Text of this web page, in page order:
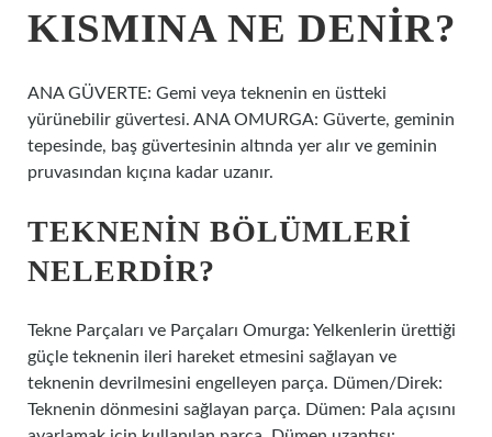
KISMINA NE DENIR?
ANA GÜVERTE: Gemi veya teknenin en üstteki
yürünebilir güvertesi. ANA OMURGA: Güverte, geminin
tepesinde, baş güvertesinin altında yer alır ve geminin
pruvasından kıçına kadar uzanır.
TEKNENIN BÖLÜMLERI
NELERDIR?
Tekne Parçaları ve Parçaları Omurga: Yelkenlerin ürettiği
güçle teknenin ileri hareket etmesini sağlayan ve
teknenin devrilmesini engelleyen parça. Dümen/Direk:
Teknenin dönmesini sağlayan parça. Dümen: Pala açısını